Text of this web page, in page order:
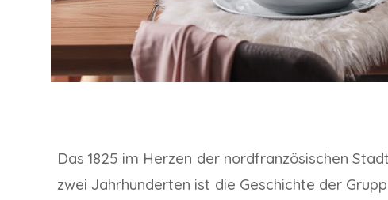
Das 1825 im Herzen der nordfranzösischen
zwei Jahrhunderten ist die Geschichte der